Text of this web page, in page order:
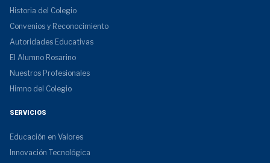
Historia del Colegio
Convenios y Reconocimiento
Autoridades Educativas
El Alumno Rosarino
Nuestros Profesionales
Himno del Colegio
SERVICIOS
Educación en Valores
Innovación Tecnológica